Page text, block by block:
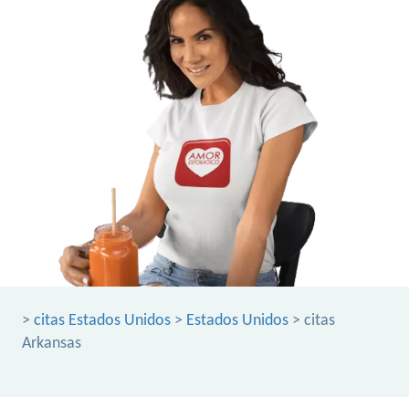
> citas Estados Unidos > Estados Unidos > citas
Arkansas